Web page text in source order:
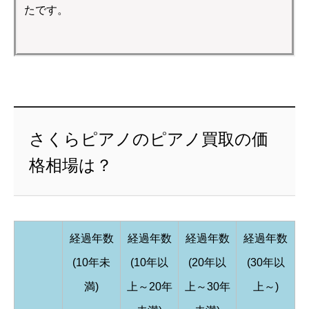
たです。
さくらピアノのピアノ買取の価
格相場は？
経過年数
(10年未
満)
経過年数
(10年以
上～20年
経過年数
(20年以
上～30年
経過年数
(30年以
上～)